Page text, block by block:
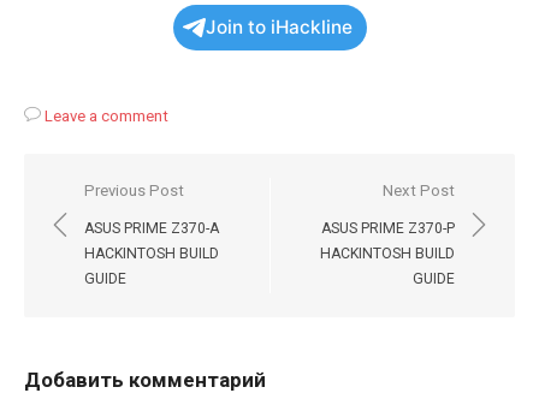
Join to iHackline
Leave a comment
Навигация
по
записям
Previous Post
ASUS PRIME Z370-A
HACKINTOSH BUILD
GUIDE
Next Post
ASUS PRIME Z370-P
HACKINTOSH BUILD
GUIDE
Добавить комментарий